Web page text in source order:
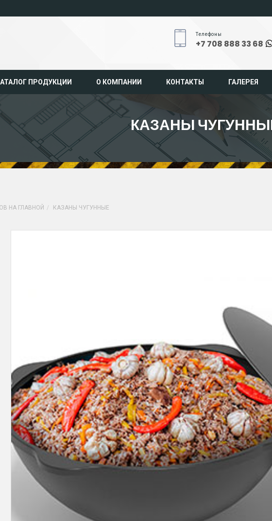
Телефоны
+7 708 888 33 68
ПРОДУКЦИИ О КОМПАНИИ КОНТАКТЫ ГАЛЕРЕЯ
КАЗАНЫ
НА ГЛАВНОЙ КАЗАНЫ ЧУГУННЫЕ